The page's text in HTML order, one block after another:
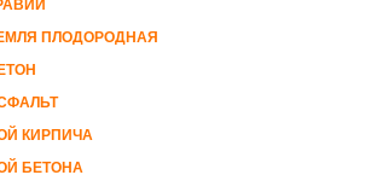
ПЛОДОРОДНАЯ
КИРПИЧА
БЕТОНА